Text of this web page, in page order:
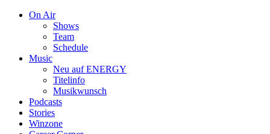
On Air
Shows
Team
Schedule
Music
Neu auf ENERGY
Titelinfo
Musikwunsch
Podcasts
Stories
Winzone